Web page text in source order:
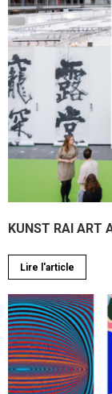
KUNST RAI ART
Lire l'article